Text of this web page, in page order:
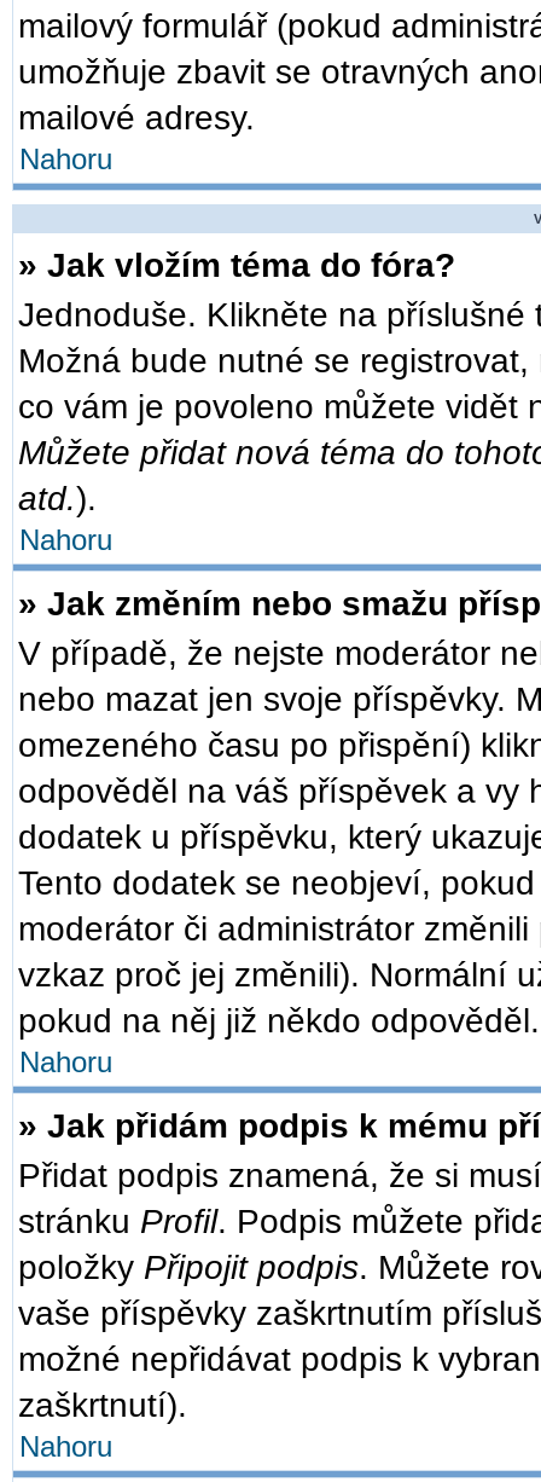
mailový formulář (pokud
umožňuje zbavit se otravných
mailové adresy.
Nahoru
» Jak vložím téma do fóra?
Jednoduše. Klikněte na
Možná bude nutné se
co vám je povoleno můžete vidět
Můžete přidat nová téma do
atd.).
Nahoru
» Jak změním nebo smažu
V případě, že nejste moderátor
nebo mazat jen svoje příspěvky.
omezeného času po přispění)
odpověděl na váš příspěvek a vy
dodatek u příspěvku, který
Tento dodatek se neobjeví,
moderátor či administrátor
vzkaz proč jej změnili). Normální
pokud na něj již někdo odpověděl.
Nahoru
» Jak přidám podpis k mému
Přidat podpis znamená, že si
stránku Profil. Podpis můžete
položky Připojit podpis. Můžete
vaše příspěvky zaškrtnutím
možné nepřidávat podpis k
zaškrtnutí).
Nahoru